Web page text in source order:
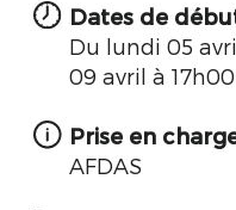
Dates de
Du lundi 05
09 avril à 17h00
Prise en
AFDAS